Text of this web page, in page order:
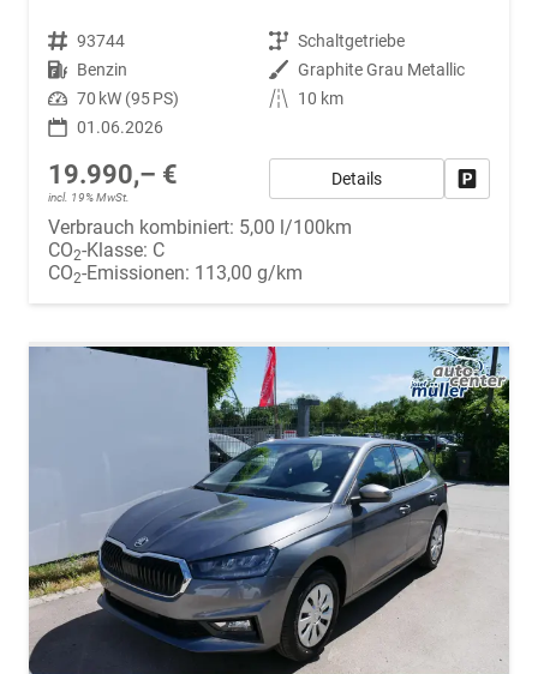
Fahrzeugnr. 93744 Getriebe Schaltgetriebe
Kraftstoff Benzin Außenfarbe Graphite Grau Metallic
Leistung 70 kW (95 PS) Kilometerstand
10 km
01.06.2026
19.990,– €
incl. 19% MwSt.
Details
Verbrauch kombiniert: 5,00 l/100km
CO2-Klasse: C
CO2-Emissionen: 113,00 g/km